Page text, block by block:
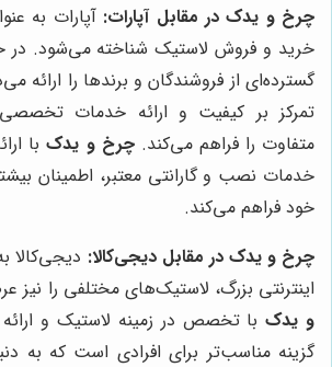
چرخ و یدکدر مقابل آپارات: آپارات به
خرید و فروش لاستیک شناخته می‌شود. در
گسترده‌ای از فروشندگان و برندها را ارائه
تمرکز بر کیفیت و ارائه خدمات
متفاوت را فراهم می‌کند.چرخ و یدکبا
خدمات نصب و گارانتی معتبر، اطمینان
خود فراهم می‌کند.
چرخ و یدک در مقابل دیجی‌کالا: دیجی‌کالا
اینترنتی بزرگ، لاستیک‌های مختلفی را نیز
و یدکبا تخصص در زمینه لاستیک و
گزینه مناسب‌تر برای افرادی است که به